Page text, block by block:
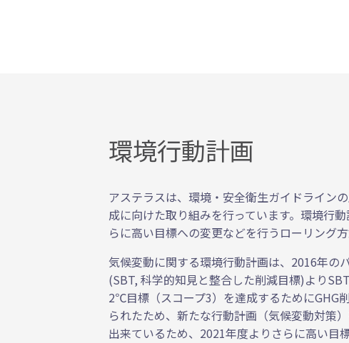
環境行動計画
アステラスは、環境・安全衛生ガイドライン
成に向けた取り組みを行っています。環境行
らに高い目標への変更などを行うローリング方
気候変動に関する環境行動計画は、2016年の
(SBT, 科学的知見と整合した削減目標)より
2℃目標（スコープ3）を達成するためにGHG
られたため、新たな行動計画（気候変動対策
出来ているため、2021年度よりさらに高い目